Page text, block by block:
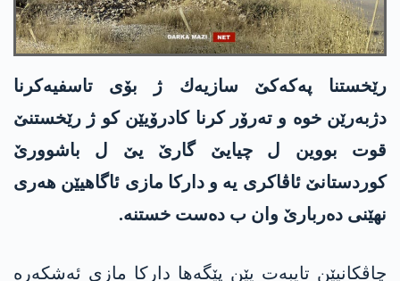
رێخستنا په‌كه‌كێ سازیه‌ك ژ بۆی تاسفیه‌كرنا
دژبه‌رێن خوه‌ و ته‌رۆر كرنا كادرۆیێن كو ژ رێخستنێ
قوت بووین ل چیایێ گارێ یێ ل باشوورێ
كوردستانێ ئاڤاكری یه‌ و داركا مازی ئاگاهیێن هه‌ری
نهێنی ده‌ربارێ وان ب ده‌ست خستنه‌.
چاڤكانیێن تایبه‌ت یێن پێگه‌ها داركا مازی ئه‌شكه‌ره‌